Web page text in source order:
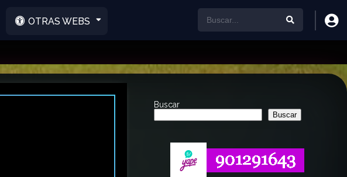
OTRAS WEBS
Buscar
Buscar